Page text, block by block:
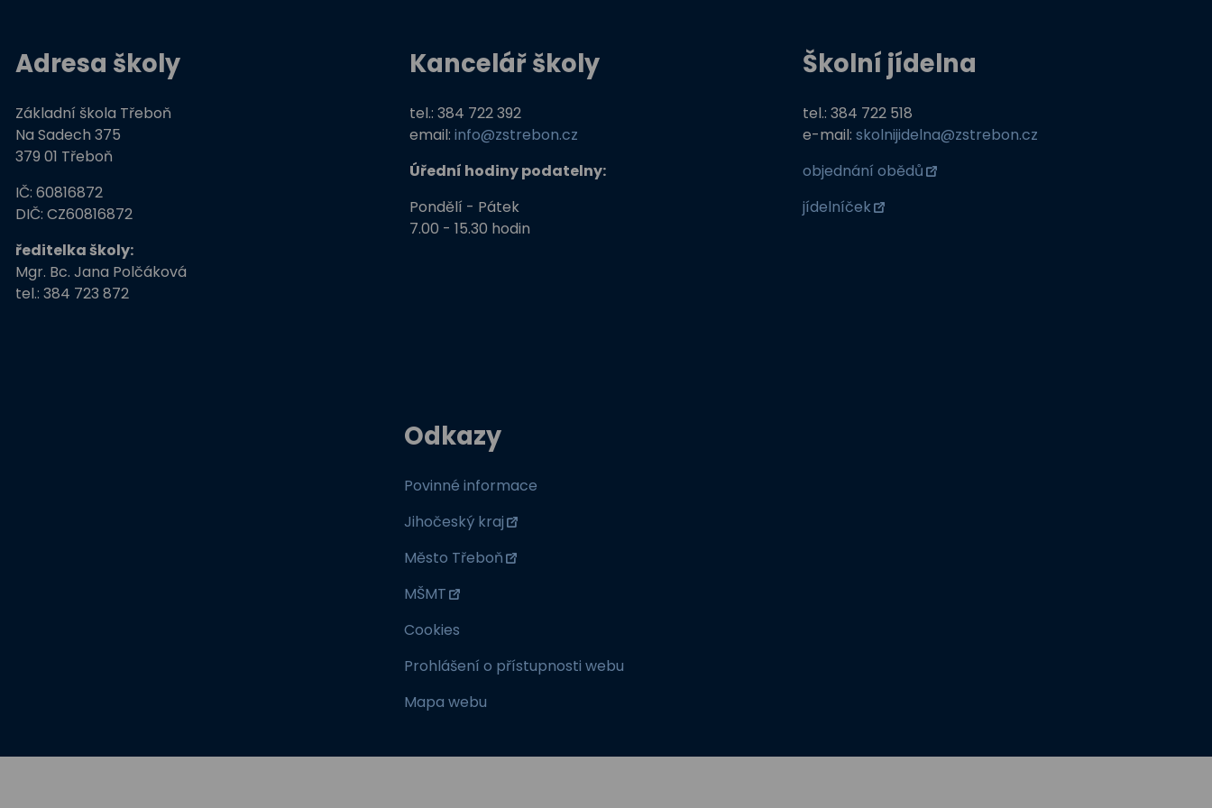
Adresa školy
Základní škola Třeboň
Na Sadech 375
379 01 Třeboň
IČ: 60816872
DIČ: CZ60816872
ředitelka školy:
Mgr. Bc. Jana Polčáková
tel.: 384 723 872
Kancelář školy
tel.: 384 722 392
email: info@zstrebon.cz
Úřední hodiny podatelny:
Pondělí - Pátek
7.00 - 15.30 hodin
Školní jídelna
tel.: 384 722 518
e-mail:skolnijidelna@zstrebon.cz
objednání obědů
jídelníček
Odkazy
Povinné informace
Jihočeský kraj
Město Třeboň
MŠMT
Cookies
Prohlášení o přístupnosti webu
Mapa webu